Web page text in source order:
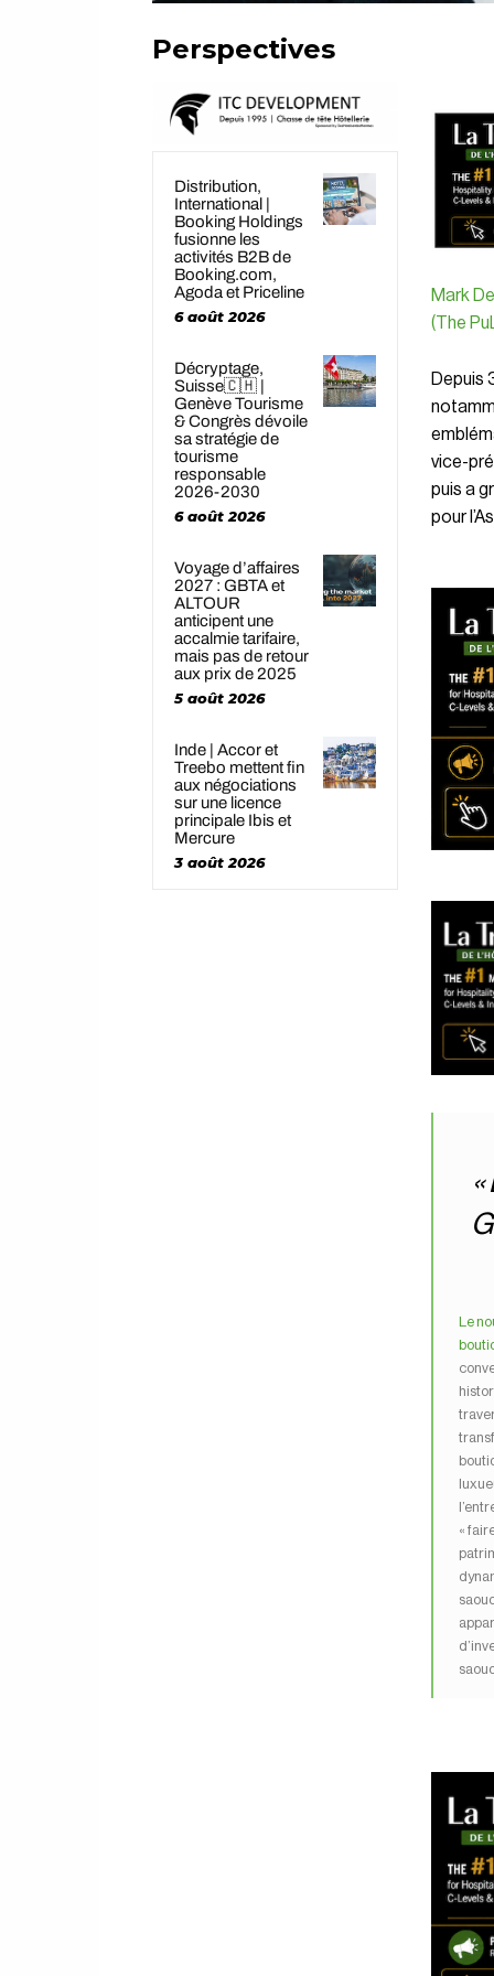
Perspectives
Distribution,
International |
Booking Holdings
fusionne les
activités B2B de
Booking.com,
Agoda et Priceline
6 août 2026
Décryptage,
Suisse🇨🇭 |
Genève Tourisme
& Congrès dévoile
sa stratégie de
tourisme
responsable
2026-2030
6 août 2026
Voyage d’affaires
2027 : GBTA et
ALTOUR
anticipent une
accalmie tarifaire,
mais pas de retour
aux prix de 2025
5 août 2026
Inde | Accor et
Treebo mettent fin
aux négociations
sur une licence
principale Ibis et
Mercure
3 août 2026
Mark
(The
Depuis
vice-
puis a
pour
Le
«